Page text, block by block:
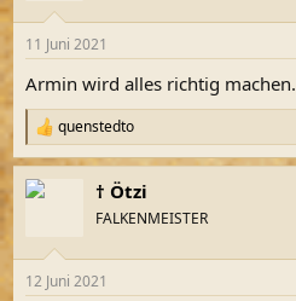
11 Juni 2021
Armin wird alles richtig machen.
R
e
a
k
e
quenstedto
† Ötzi
FALKENMEISTER
12 Juni 2021